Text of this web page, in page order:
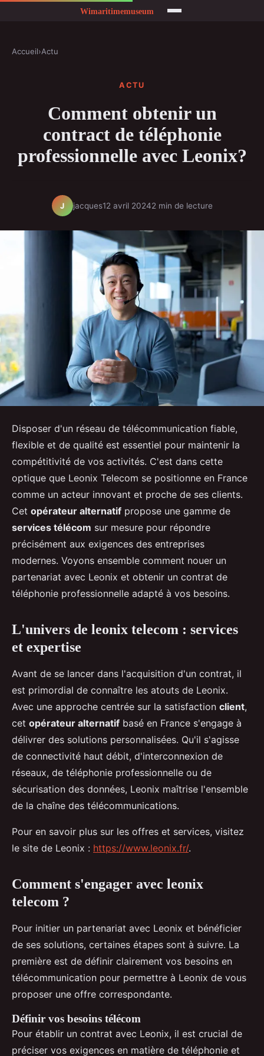
Accueil›Actu
ACTU
Comment obtenir un
contract de téléphonie
professionnelle avec Leonix?
J jacques12 avril 20242 min de lecture
Disposer d'un réseau de télécommunication fiable,
flexible et de qualité est essentiel pour maintenir la
compétitivité de vos activités. C'est dans cette
optique que Leonix Telecom se positionne en France
comme un acteur innovant et proche de ses clients.
Cet opérateur alternatif propose une gamme de
services télécom sur mesure pour répondre
précisément aux exigences des entreprises
modernes. Voyons ensemble comment nouer un
partenariat avec Leonix et obtenir un contrat de
téléphonie professionnelle adapté à vos besoins.
L'univers de leonix telecom : services
et expertise
Avant de se lancer dans l'acquisition d'un contrat, il
est primordial de connaître les atouts de Leonix.
Avec une approche centrée sur la satisfaction client,
cet opérateur alternatif basé en France s'engage à
délivrer des solutions personnalisées. Qu'il s'agisse
de connectivité haut débit, d'interconnexion de
réseaux, de téléphonie professionnelle ou de
sécurisation des données, Leonix maîtrise l'ensemble
de la chaîne des télécommunications.
Pour en savoir plus sur les offres et services, visitez
le site de Leonix : https://www.leonix.fr/.
Comment s'engager avec leonix
telecom ?
Pour initier un partenariat avec Leonix et bénéficier
de ses solutions, certaines étapes sont à suivre. La
première est de définir clairement vos besoins en
télécommunication pour permettre à Leonix de vous
proposer une offre correspondante.
Définir vos besoins télécom
Pour établir un contrat avec Leonix, il est crucial de
préciser vos exigences en matière de téléphonie et